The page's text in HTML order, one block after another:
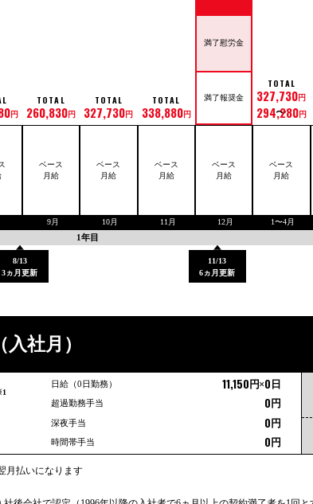
円
TOTAL
260,830円
ベース
月給
TOTAL
327,730円
ベース
月給
TOTAL
338,880円
ベース
月給
満了慰労金
満了報奨金
ベース
月給
TOTAL
327,730円
294,280円
ベース
月給
9月 10月 11月 12月 1〜4月
1年目
8/13
3ヵ月更新
11/13
6ヵ月更新
（入社月）
日給（0日勤務） 11,150 円×0 日
超過勤務手当 0 円
深夜手当 0円
時間帯手当 0 円
月払いになります